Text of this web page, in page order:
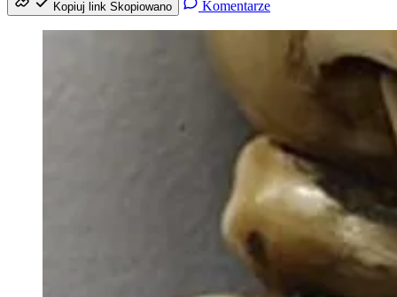
Kopiuj link Skopiowano Komentarze